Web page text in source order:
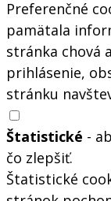
Preferenčné
pamätala
stránka chová
prihlásenie,
stránku
Štatistické -
čo zlepšiť.
Štatistické